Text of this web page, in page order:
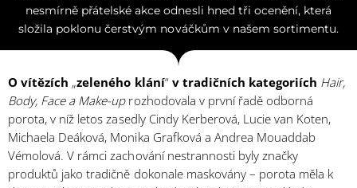
nesmírně přátelské akce odnesli hned tři ocenění, která
složila poklonu čerstvým nováčkům v našem sortimentu.
O vítězích „zeleného klání“ v tradičních kategoriích Hair,
Body, Face a Make-uprozhodovala v první řadě odborná
porota, v níž letos zasedly Cindy Kerberová, Lucie van Koten,
Michaela Deáková, Monika Grafková a Andrea Mouaddab
Vémolová. V rámci zachování nestrannosti byly značky
produktů jako tradičně dokonale maskovány – porota měla k